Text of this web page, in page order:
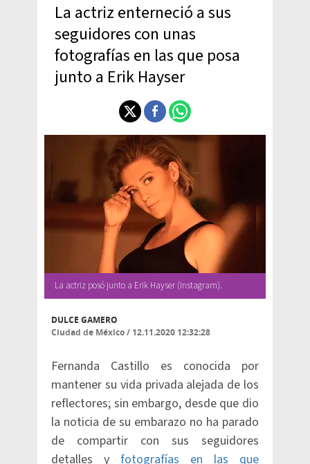
La actriz enterneció a sus
seguidores con unas
fotografías en las que posa
junto a Erik Hayser
La actriz posó junto a Erik Hayser (Instagram).
DULCE GAMERO
Ciudad de México/ 12.11.2020 12:32:28
Fernanda Castillo es conocida por
mantener su vida privada alejada de los
reflectores; sin embargo, desde que dio
la noticia de su embarazo no ha parado
de compartir con sus seguidores
detalles y fotografías en las que